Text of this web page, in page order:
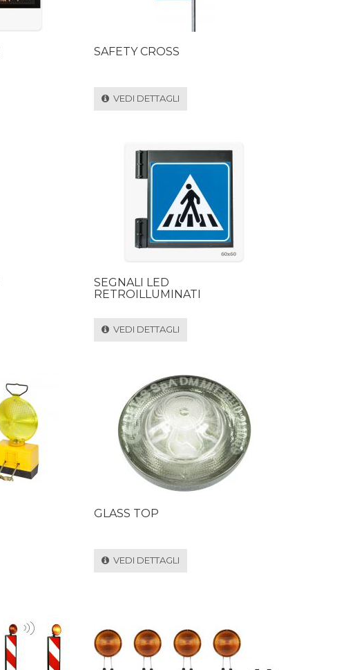
SAFETY CROSS
VEDI DETTAGLI
SEGNALI LED
RETROILLUMINATI
VEDI DETTAGLI
GLASS TOP
VEDI DETTAGLI